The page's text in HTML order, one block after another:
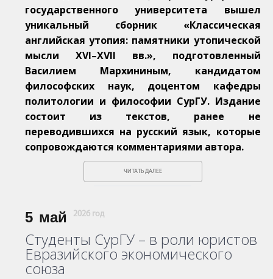
государственного университета вышел
уникальный сборник «Классическая
английская утопия: памятники утопической
мысли XVI–XVII вв.», подготовленный
Василием Мархининым, кандидатом
философских наук, доцентом кафедры
политологии и философии СурГУ. Издание
состоит из текстов, ранее не
переводившихся на русский язык, которые
сопровождаются комментариями автора.
ЧИТАТЬ ДАЛЕЕ
5 май 2026 год
Студенты СурГУ – в роли юристов
Евразийского экономического
союза